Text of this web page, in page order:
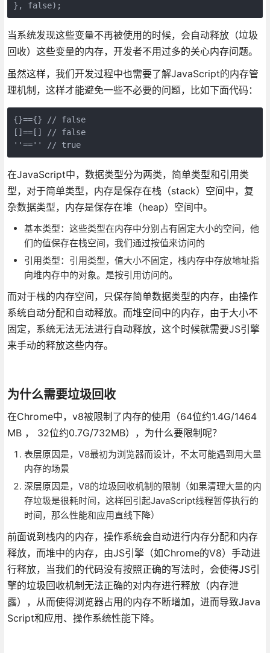
}, false);
当系统发现这些变量不再被使用的时候，会自动释放（垃圾
回收）这些变量的内存，开发者不用过多的关心内存问题。
虽然这样，我们开发过程中也需要了解JavaScript的内存管
理机制，这样才能避免一些不必要的问题，比如下面代码：
{}=={} // false
[]==[] // false
''=='' // true
在JavaScript中，数据类型分为两类，简单类型和引用类
型，对于简单类型，内存是保存在栈（stack）空间中，复
杂数据类型，内存是保存在堆（heap）空间中。
基本类型：这些类型在内存中分别占有固定大小的空间，他
们的值保存在栈空间，我们通过按值来访问的
引用类型：引用类型，值大小不固定，栈内存中存放地址指
向堆内存中的对象。是按引用访问的。
而对于栈的内存空间，只保存简单数据类型的内存，由操作
系统自动分配和自动释放。而堆空间中的内存，由于大小不
固定，系统无法无法进行自动释放，这个时候就需要JS引擎
来手动的释放这些内存。
为什么需要垃圾回收
在Chrome中，v8被限制了内存的使用（64位约1.4G/1464
MB ， 32位约0.7G/732MB），为什么要限制呢？
表层原因是，V8最初为浏览器而设计，不太可能遇到用大量
内存的场景
深层原因是，V8的垃圾回收机制的限制（如果清理大量的内
存垃圾是很耗时间，这样回引起JavaScript线程暂停执行的
时间，那么性能和应用直线下降）
前面说到栈内的内存，操作系统会自动进行内存分配和内存
释放，而堆中的内存，由JS引擎（如Chrome的V8）手动进
行释放，当我们的代码没有按照正确的写法时，会使得JS引
擎的垃圾回收机制无法正确的对内存进行释放（内存泄
露），从而使得浏览器占用的内存不断增加，进而导致Java
Script和应用、操作系统性能下降。